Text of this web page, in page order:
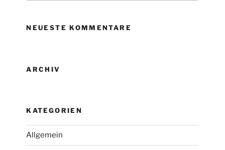
NEUESTE KOMMENTARE
ARCHIV
KATEGORIEN
Allgemein